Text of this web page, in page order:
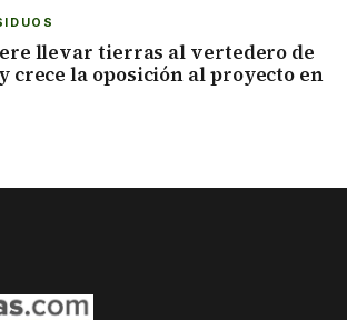
llevar tierras al vertedero de
crece la oposición al proyecto en